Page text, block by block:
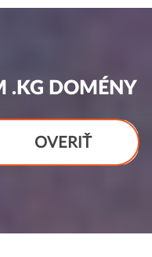
.KG DOMÉNY
OVERIŤ